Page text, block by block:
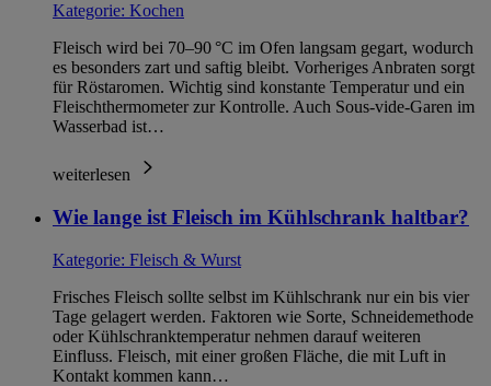
Kategorie: Kochen
Fleisch wird bei 70–90 °C im Ofen langsam gegart, wodurch
es besonders zart und saftig bleibt. Vorheriges Anbraten sorgt
für Röstaromen. Wichtig sind konstante Temperatur und ein
Fleischthermometer zur Kontrolle. Auch Sous-vide-Garen im
Wasserbad ist…
weiterlesen
Wie lange ist Fleisch im Kühlschrank haltbar?
Kategorie: Fleisch & Wurst
Frisches Fleisch sollte selbst im Kühlschrank nur ein bis vier
Tage gelagert werden. Faktoren wie Sorte, Schneidemethode
oder Kühlschranktemperatur nehmen darauf weiteren
Einfluss. Fleisch, mit einer großen Fläche, die mit Luft in
Kontakt kommen kann…